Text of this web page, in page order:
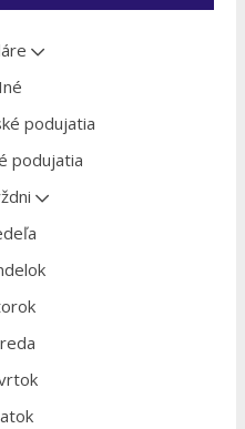
Iné
podujatia
podujatia